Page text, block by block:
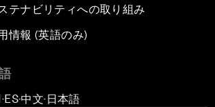
テナビリティへの取り組み
情報 (英語のみ)
▪ ES▪中文▪ 日本語